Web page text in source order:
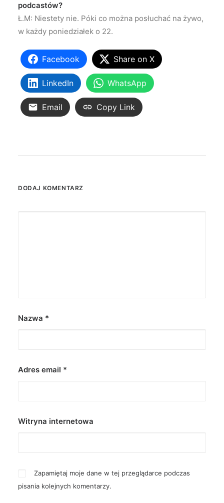
podcastów?
Ł.M: Niestety nie. Póki co można posłuchać na żywo,
w każdy poniedziałek o 22.
Facebook Share on X
LinkedIn WhatsApp
Email Copy Link
DODAJ KOMENTARZ
Nazwa *
Adres email *
Witryna internetowa
Zapamiętaj moje dane w tej przeglądarce podczas
pisania kolejnych komentarzy.